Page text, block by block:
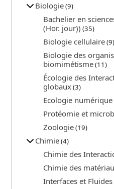
Biologie(9)
Bachelier en
(Hor. jour)) (35)
Biologie cellulaire(9)
Biologie des
biomimétisme(11)
Écologie des
globaux(3)
Ecologie numérique
Protéomie et
Zoologie(19)
Chimie(4)
Chimie des
Chimie des
Interfaces et